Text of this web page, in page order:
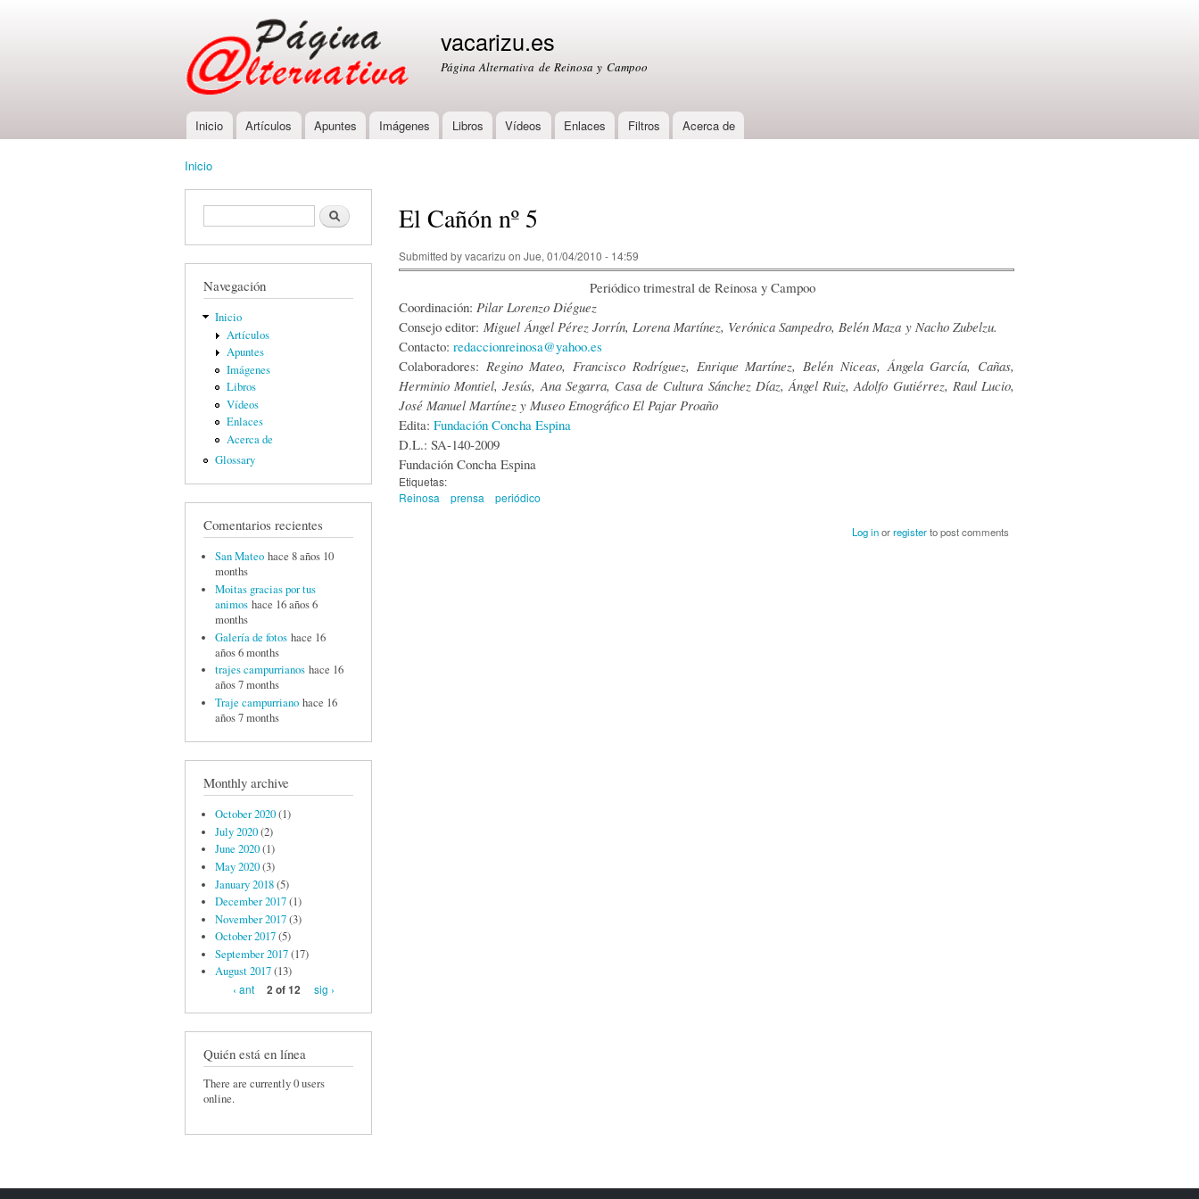
content
vacarizu.es
Página Alternativa de Reinosa y Campoo
Main menu
Inicio Artículos Apuntes Imágenes Libros Vídeos Enlaces Filtros Acerca de
Inicio
Formulario de búsquedaBuscar
Navegación
Inicio
Artículos
Apuntes
Imágenes
Libros
Vídeos
Enlaces
Acerca de
Glossary
Comentarios recientes
San Mateo hace 8 años 10
months
Moitas gracias por tus
animos hace 16 años 6
months
Galería de fotos hace 16
años 6 months
trajes campurrianos hace 16
años 7 months
Traje campurriano hace 16
años 7 months
Monthly archive
October 2020(1)
July 2020(2)
June 2020(1)
May 2020(3)
January 2018(5)
December 2017(1)
November 2017(3)
October 2017(5)
September 2017(17)
August 2017(13)
‹ ant
2 of 12 sig ›
Quién está en línea
There are currently 0 users
online.
El Cañón nº 5
Submitted byvacarizu on Jue, 01/04/2010 - 14:59
Periódico trimestral de Reinosa y Campoo
Coordinación: Pilar Lorenzo Diéguez
Consejo editor: Miguel Ángel Pérez Jorrín, Lorena Martínez, Verónica Sampedro, Belén Maza y Nacho Zubelzu.
Contacto: redaccionreinosa@yahoo.es
Colaboradores: Regino Mateo, Francisco Rodríguez, Enrique Martínez, Belén Niceas, Ángela García, Cañas,
Herminio Montiel, Jesús, Ana Segarra, Casa de Cultura Sánchez Díaz, Ángel Ruiz, Adolfo Gutiérrez, Raul Lucio,
José Manuel Martínez y Museo Etnográfico El Pajar Proaño
Edita: Fundación Concha Espina
D.L.: SA-140-2009
Fundación Concha Espina
Etiquetas:
Reinosa
prensa periódico
Log inorregisterto post comments